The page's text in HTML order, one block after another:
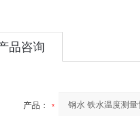
品咨询
产品：